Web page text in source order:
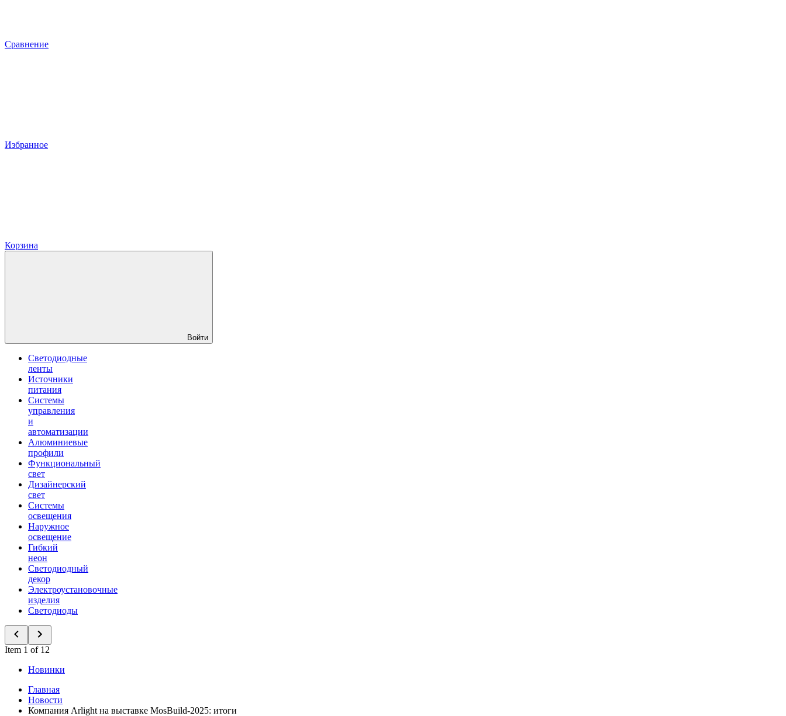
Сравнение
Избранное
Корзина
Войти
Светодиодные
ленты
Источники
питания
Системы
управления
и
автоматизации
Алюминиевые
профили
Функциональный
свет
Дизайнерский
свет
Системы
освещения
Наружное
освещение
Гибкий
неон
Светодиодный
декор
Электроустановочные
изделия
Светодиоды
Item 1 of 12
Новинки
Главная
Новости
Компания Arlight на выставке MosBuild-2025: итоги